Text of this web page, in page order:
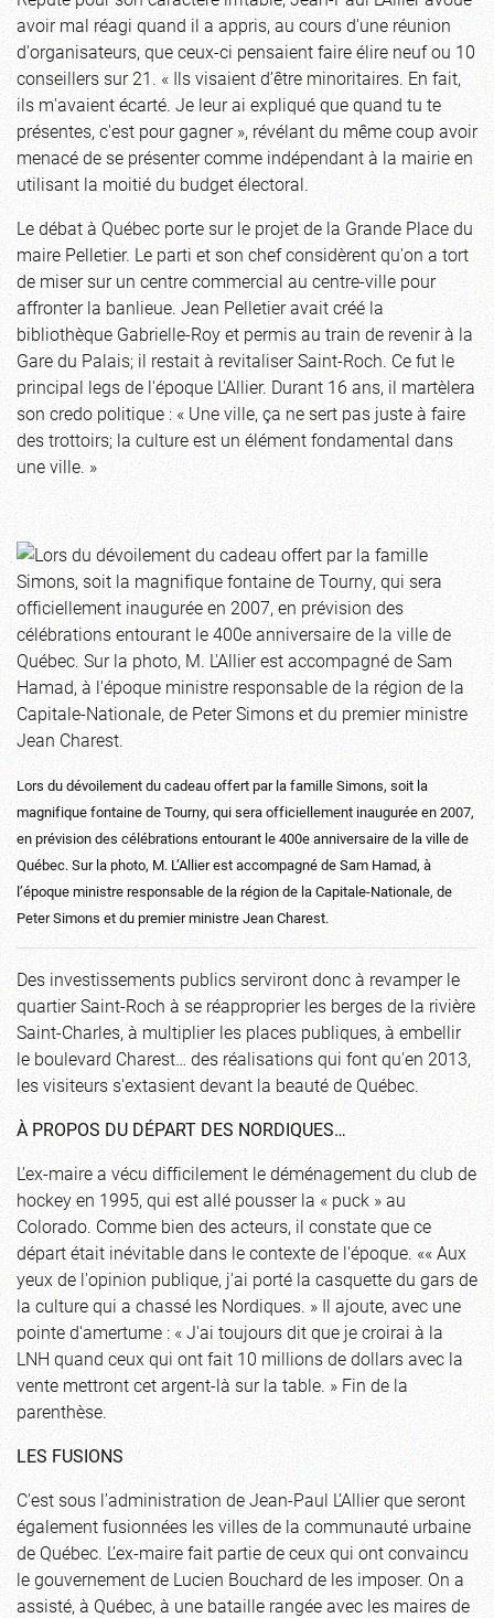
avoir mal réagi quand il a appris, au cours d'une réunion
d'organisateurs, que ceux-ci pensaient faire élire neuf ou 10
conseillers sur 21. « Ils visaient d’être minoritaires. En fait,
ils m'avaient écarté. Je leur ai expliqué que quand tu te
présentes, c'est pour gagner », révélant du même coup avoir
menacé de se présenter comme indépendant à la mairie en
utilisant la moitié du budget électoral.
Le débat à Québec porte sur le projet de la Grande Place du
maire Pelletier. Le parti et son chef considèrent qu'on a tort
de miser sur un centre commercial au centre-ville pour
affronter la banlieue. Jean Pelletier avait créé la
bibliothèque Gabrielle-Roy et permis au train de revenir à la
Gare du Palais; il restait à revitaliser Saint-Roch. Ce fut le
principal legs de l'époque L'Allier. Durant 16 ans, il martèlera
son credo politique : « Une ville, ça ne sert pas juste à faire
des trottoirs; la culture est un élément fondamental dans
une ville. »
Lors du dévoilement du cadeau offert par la famille Simons, soit la
magnifique fontaine de Tourny, qui sera officiellement inaugurée en 2007,
en prévision des célébrations entourant le 400e anniversaire de la ville de
Québec. Sur la photo, M. L’Allier est accompagné de Sam Hamad, à
l’époque ministre responsable de la région de la Capitale-Nationale, de
Peter Simons et du premier ministre Jean Charest.
Des investissements publics serviront donc à revamper le
quartier Saint-Roch à se réapproprier les berges de la rivière
Saint-Charles, à multiplier les places publiques, à embellir
le boulevard Charest… des réalisations qui font qu'en 2013,
les visiteurs s'extasient devant la beauté de Québec.
À PROPOS DU DÉPART DES NORDIQUES…
L'ex-maire a vécu difficilement le déménagement du club de
hockey en 1995, qui est allé pousser la « puck » au
Colorado. Comme bien des acteurs, il constate que ce
départ était inévitable dans le contexte de l'époque. «« Aux
yeux de l'opinion publique, j'ai porté la casquette du gars de
la culture qui a chassé les Nordiques. » Il ajoute, avec une
pointe d'amertume : « J'ai toujours dit que je croirai à la
LNH quand ceux qui ont fait 10 millions de dollars avec la
vente mettront cet argent-là sur la table. » Fin de la
parenthèse.
LES FUSIONS
C'est sous l’administration de Jean-Paul L’Allier que seront
également fusionnées les villes de la communauté urbaine
de Québec. L’ex-maire fait partie de ceux qui ont convaincu
le gouvernement de Lucien Bouchard de les imposer. On a
assisté, à Québec, à une bataille rangée avec les maires de